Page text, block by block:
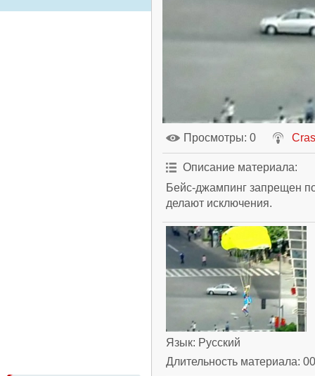
Просмотры: 0
Описание материала:
Бейс-джампинг запрещен
делают исключения.
Язык: Русский
Длительность материала: